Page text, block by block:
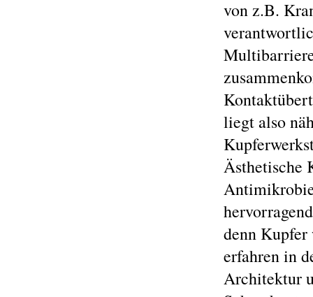
von z.B.
liegt also
Ästhetische
denn
erfahren in
Architektur